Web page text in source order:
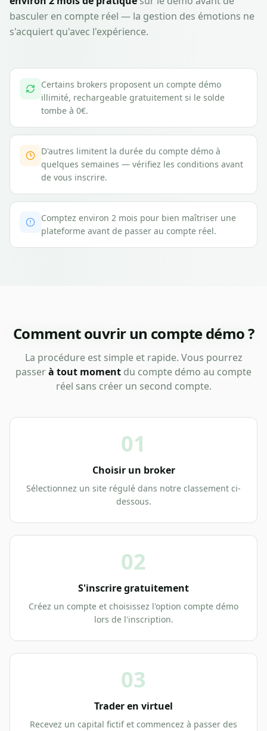
basculer en compte réel — la gestion des émotions ne
s'acquiert qu'avec l'expérience.
Certains brokers proposent un compte démo
illimité, rechargeable gratuitement si le solde
tombe à 0€.
D'autres limitent la durée du compte démo à
quelques semaines — vérifiez les conditions avant
de vous inscrire.
Comptez environ 2 mois pour bien maîtriser une
plateforme avant de passer au compte réel.
Comment ouvrir un compte démo ?
La procédure est simple et rapide. Vous pourrez
passerà tout moment du compte démo au compte
réel sans créer un second compte.
01
Choisir un broker
Sélectionnez un site régulé dans notre classement ci-
dessous.
02
S'inscrire gratuitement
Créez un compte et choisissez l'option compte démo
lors de l'inscription.
03
Trader en virtuel
Recevez un capital fictif et commencez à passer des